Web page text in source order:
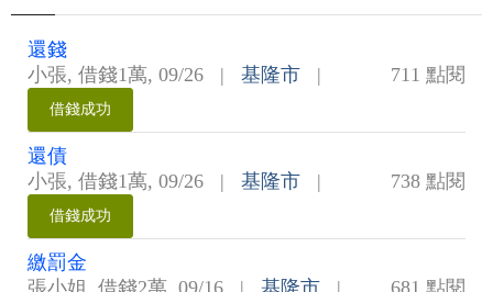
還錢
小張, 借錢1萬, 09/26 | 基隆市 711 點閱
|
借錢成功
還債
小張, 借錢1萬, 09/26 | 基隆市 738 點閱
|
借錢成功
繳罰金
張小姐 , 借錢2萬, 09/16 | 基隆市 681 點閱
|